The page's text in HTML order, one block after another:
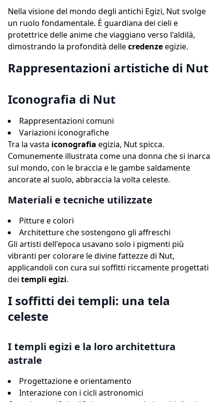
Nella visione del mondo degli antichi Egizi, Nut svolge
un ruolo fondamentale. È guardiana dei cieli e
protettrice delle anime che viaggiano verso l'aldilà,
dimostrando la profondità dellecredenzeegizie.
Rappresentazioni artistiche di Nut
Iconografia di Nut
Rappresentazioni comuni
Variazioni iconografiche
Tra la vasta iconografia egizia, Nut spicca.
Comunemente illustrata come una donna che si inarca
sul mondo, con le braccia e le gambe saldamente
ancorate al suolo, abbraccia la volta celeste.
Materiali e tecniche utilizzate
Pitture e colori
Architetture che sostengono gli affreschi
Gli artisti dell'epoca usavano solo i pigmenti più
vibranti per colorare le divine fattezze di Nut,
applicandoli con cura sui soffitti riccamente progettati
dei templi egizi.
I soffitti dei templi: una tela
celeste
I templi egizi e la loro architettura
astrale
Progettazione e orientamento
Interazione con i cicli astronomici